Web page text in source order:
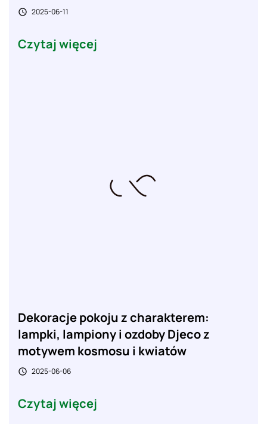
 2025-06-11
Czytaj więcej
Dekoracje pokoju z charakterem:
lampki, lampiony i ozdoby Djeco z
motywem kosmosu i kwiatów
 2025-06-06
Czytaj więcej